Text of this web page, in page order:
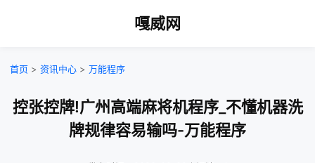
嘎威网
首页 > 资讯中心 > 万能程序
控张控牌!广州高端麻将机程序_不懂机器洗
牌规律容易输吗-万能程序